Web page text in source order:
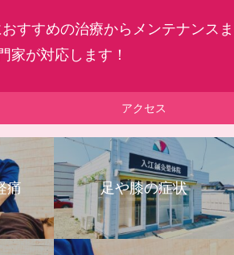
すすめの治療からメンテナンスま
家が対応します！
アクセス
痛 足や膝の症状